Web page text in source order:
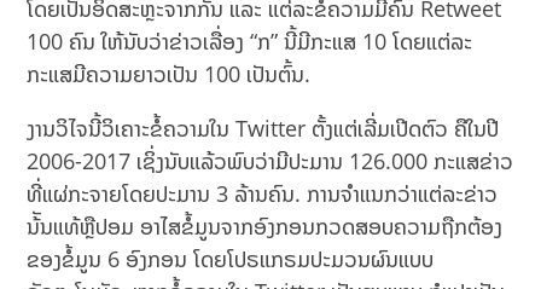
ໂດຍເປັນອິດສະຫຼະຈາກກັນ ແລະ ແຕ່ລະຂໍ້ຄວາມມີຄົນ Retweet
100 ຄົນ ໃຫ້ນັບວ່າຂ່າວເລື່ອງ “ກ” ນີ້ມີກະແສ 10 ໂດຍແຕ່ລະ
ກະແສມີຄວາມຍາວເປັນ 100 ເປັນຕົ້ນ.
ງານວິໄຈນີ້ວິເຄາະຂໍ້ຄວາມໃນ Twitter ຕັ້ງແຕ່ເລີ່ມເປີດຕົວ ຄືໃນປີ
2006-2017 ເຊິ່ງນັບແລ້ວພົບວ່າມີປະມານ 126.000 ກະແສຂ່າວ
ທີ່ແຜ່ກະຈາຍໂດຍປະມານ 3 ລ້ານຄົນ. ການຈຳແນກວ່າແຕ່ລະຂ່າວ
ນ້ັນແທ້ຫຼືປອມ ອາໄສຂໍ້ມູນຈາກອົງກອນກວດສອບຄວາມຖືກຕ້ອງ
ຂອງຂໍ້ມູນ 6 ອົງກອນ ໂດຍໂປຣແກຣມປະມວນຜົນແບບ